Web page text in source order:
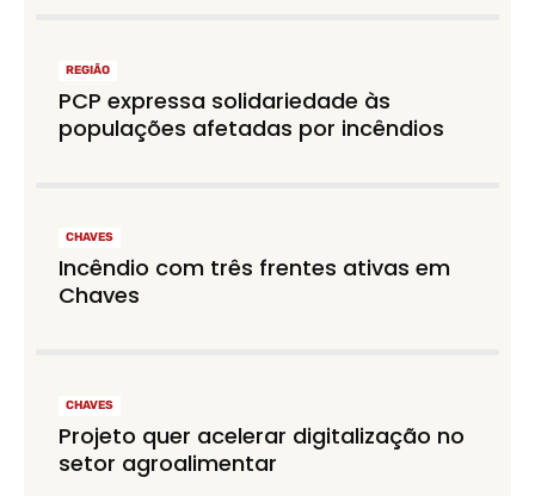
REGIÃO
PCP expressa solidariedade às
populações afetadas por incêndios
CHAVES
Incêndio com três frentes ativas em
Chaves
CHAVES
Projeto quer acelerar digitalização no
setor agroalimentar